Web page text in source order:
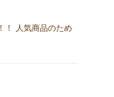
！ 人気商品のため